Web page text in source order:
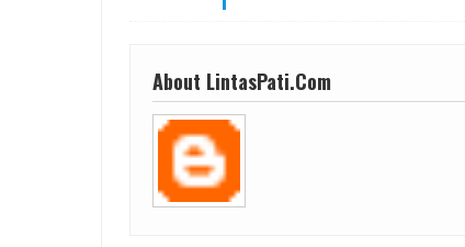
About LintasPati.Com